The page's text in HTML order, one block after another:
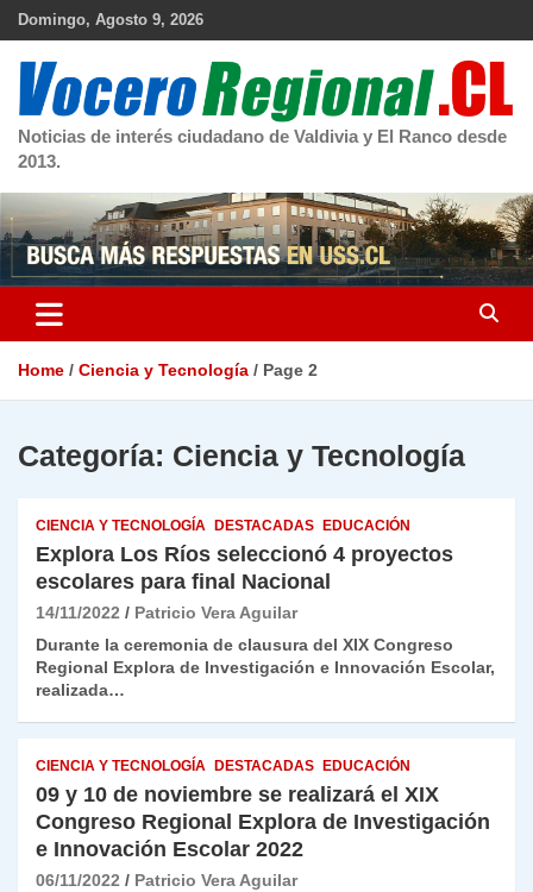
Skip
Domingo, Agosto 9, 2026
Noticias de interés ciudadano de Valdivia y El Ranco desde
2013.
Home Ciencia y Tecnología Page 2
Categoría: Ciencia y Tecnología
CIENCIA Y TECNOLOGÍA DESTACADAS EDUCACIÓN
Explora Los Ríos seleccionó 4 proyectos
escolares para final Nacional
14/11/2022
Patricio Vera Aguilar
Durante la ceremonia de clausura del XIX Congreso
Regional Explora de Investigación e Innovación Escolar,
realizada…
CIENCIA Y TECNOLOGÍA DESTACADAS EDUCACIÓN
09 y 10 de noviembre se realizará el XIX
Congreso Regional Explora de Investigación
e Innovación Escolar 2022
06/11/2022
Patricio Vera Aguilar